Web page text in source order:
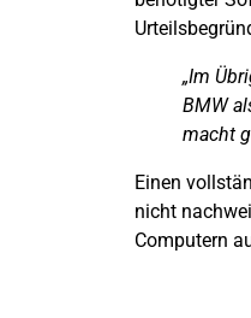
„Im
BMW
macht
Einen
nicht
Computern